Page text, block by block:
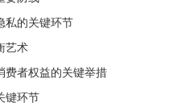
私的关键环节
艺术
费者权益的关键举措
键环节